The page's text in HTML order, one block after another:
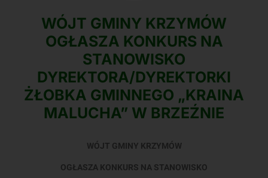
WÓJT GMINY KRZYMÓW
OGŁASZA KONKURS NA
STANOWISKO
DYREKTORA/DYREKTORKI
ŻŁOBKA GMINNEGO „KRAINA
MALUCHA” W BRZEŹNIE
WÓJT GMINY KRZYMÓW
OGŁASZA KONKURS NA STANOWISKO